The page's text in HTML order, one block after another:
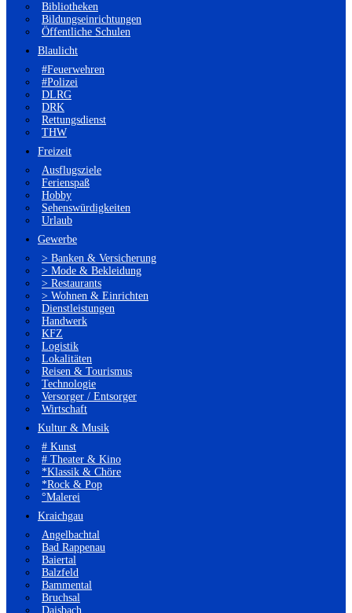
Bibliotheken
Bildungseinrichtungen
Öffentliche Schulen
Blaulicht
#Feuerwehren
#Polizei
DLRG
DRK
Rettungsdienst
THW
Freizeit
Ausflugsziele
Ferienspaß
Hobby
Sehenswürdigkeiten
Urlaub
Gewerbe
> Banken & Versicherung
> Mode & Bekleidung
> Restaurants
> Wohnen & Einrichten
Dienstleistungen
Handwerk
KFZ
Logistik
Lokalitäten
Reisen & Tourismus
Technologie
Versorger / Entsorger
Wirtschaft
Kultur & Musik
# Kunst
# Theater & Kino
*Klassik & Chöre
*Rock & Pop
°Malerei
Kraichgau
Angelbachtal
Bad Rappenau
Baiertal
Balzfeld
Bammental
Bruchsal
Daisbach